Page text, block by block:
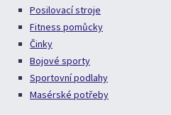
Posilovací stroje
Fitness pomůcky
Činky
Bojové sporty
Sportovní podlahy
Masérské potřeby